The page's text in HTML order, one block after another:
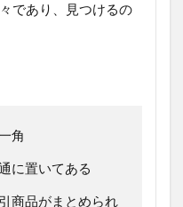
であり、見つけるの
角
に置いてある
商品がまとめられ